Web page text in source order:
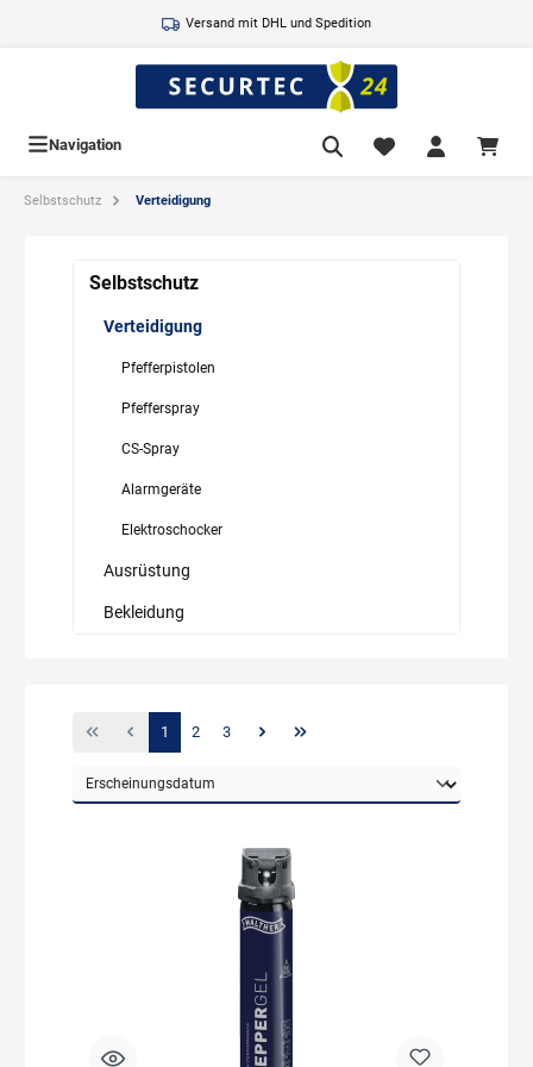
Versand mit DHL und Spedition
Navigation
Selbstschutz Verteidigung
Selbstschutz
Verteidigung
Pfefferpistolen
Pfefferspray
CS-Spray
Alarmgeräte
Elektroschocker
Ausrüstung
Bekleidung
1 2 3